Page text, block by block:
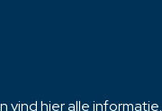
vind hier alle informatie.